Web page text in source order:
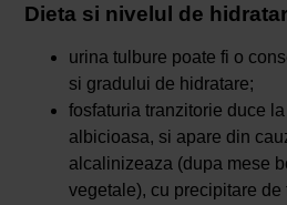
Dieta si nivelul de
urina tulbure poate fi o
si gradului de hidratare;
fosfaturia tranzitorie duce
albicioasa, si apare din
alcalinizeaza (dupa mese
vegetale), cu precipitare de